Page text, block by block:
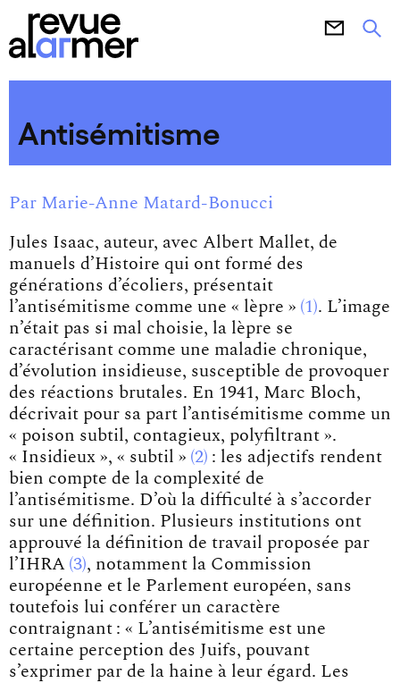
Antisémitisme
Par Marie-Anne Matard-Bonucci
Jules Isaac, auteur, avec Albert Mallet, de
manuels d’Histoire qui ont formé des
générations d’écoliers, présentait
l’antisémitisme comme une « lèpre » 1 . L’image
n’était pas si mal choisie, la lèpre se
caractérisant comme une maladie chronique,
d’évolution insidieuse, susceptible de provoquer
des réactions brutales. En 1941, Marc Bloch,
décrivait pour sa part l’antisémitisme comme un
« poison subtil, contagieux, polyfiltrant ».
« Insidieux », « subtil » 2 : les adjectifs rendent
bien compte de la complexité de
l’antisémitisme. D’où la difficulté à s’accorder
sur une définition. Plusieurs institutions ont
approuvé la définition de travail proposée par
l’IHRA 3 , notamment la Commission
européenne et le Parlement européen, sans
toutefois lui conférer un caractère
contraignant : « L’antisémitisme est une
certaine perception des Juifs, pouvant
s’exprimer par de la haine à leur égard. Les